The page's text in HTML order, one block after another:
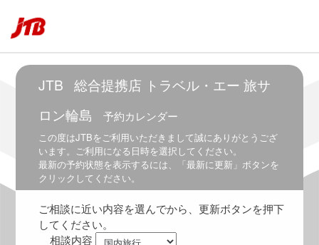
JTB
総合提携店 トラベル・エー 旅サ
ロン輪島
予約カレンダー
この度はJTBをご利用いただきまして誠にありがとうござ
います。ご利用になる日時を選択してください。
最新の予約状態を表示するには、「最新に更新」ボタンを
クリックしてください。
ご相談に近い内容を選んでから、更新ボタンを押下
してください。
相談内容
5:30
～
6:00
7:00
6:30
7:30
7:00
7:30